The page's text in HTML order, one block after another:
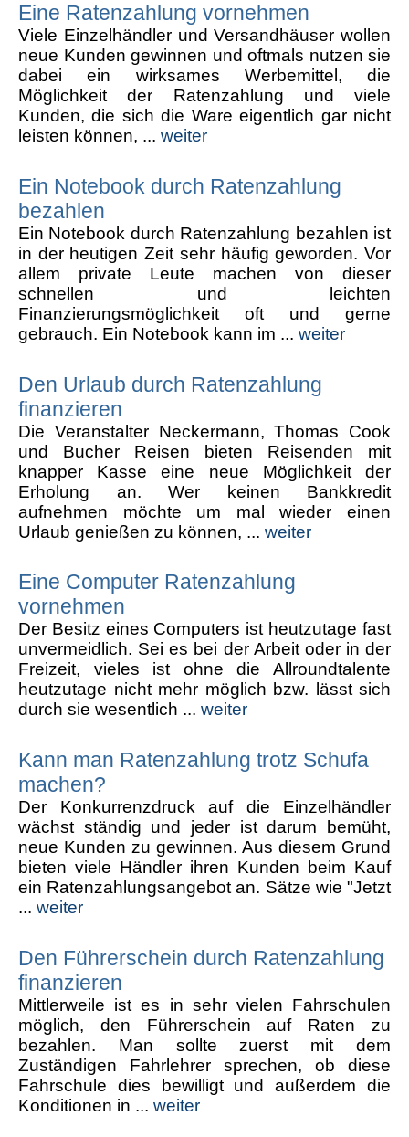
Eine Ratenzahlung vornehmen
Viele Einzelhändler und Versandhäuser wollen
neue Kunden gewinnen und oftmals nutzen sie
dabei ein wirksames Werbemittel, die
Möglichkeit der Ratenzahlung und viele
Kunden, die sich die Ware eigentlich gar nicht
leisten können, ... weiter
Ein Notebook durch Ratenzahlung
bezahlen
Ein Notebook durch Ratenzahlung bezahlen ist
in der heutigen Zeit sehr häufig geworden. Vor
allem private Leute machen von dieser
schnellen und leichten
Finanzierungsmöglichkeit oft und gerne
gebrauch. Ein Notebook kann im ... weiter
Den Urlaub durch Ratenzahlung
finanzieren
Die Veranstalter Neckermann, Thomas Cook
und Bucher Reisen bieten Reisenden mit
knapper Kasse eine neue Möglichkeit der
Erholung an. Wer keinen Bankkredit
aufnehmen möchte um mal wieder einen
Urlaub genießen zu können, ... weiter
Eine Computer Ratenzahlung
vornehmen
Der Besitz eines Computers ist heutzutage fast
unvermeidlich. Sei es bei der Arbeit oder in der
Freizeit, vieles ist ohne die Allroundtalente
heutzutage nicht mehr möglich bzw. lässt sich
durch sie wesentlich ... weiter
Kann man Ratenzahlung trotz Schufa
machen?
Der Konkurrenzdruck auf die Einzelhändler
wächst ständig und jeder ist darum bemüht,
neue Kunden zu gewinnen. Aus diesem Grund
bieten viele Händler ihren Kunden beim Kauf
ein Ratenzahlungsangebot an. Sätze wie "Jetzt
... weiter
Den Führerschein durch Ratenzahlung
finanzieren
Mittlerweile ist es in sehr vielen Fahrschulen
möglich, den Führerschein auf Raten zu
bezahlen. Man sollte zuerst mit dem
Zuständigen Fahrlehrer sprechen, ob diese
Fahrschule dies bewilligt und außerdem die
Konditionen in ... weiter